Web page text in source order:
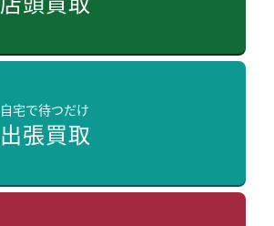
自宅で待つだけ
出張買取